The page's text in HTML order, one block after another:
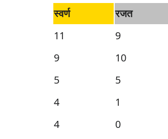
स्वर्ण रजत
11 9
9 10
5 5
4 1
4 0